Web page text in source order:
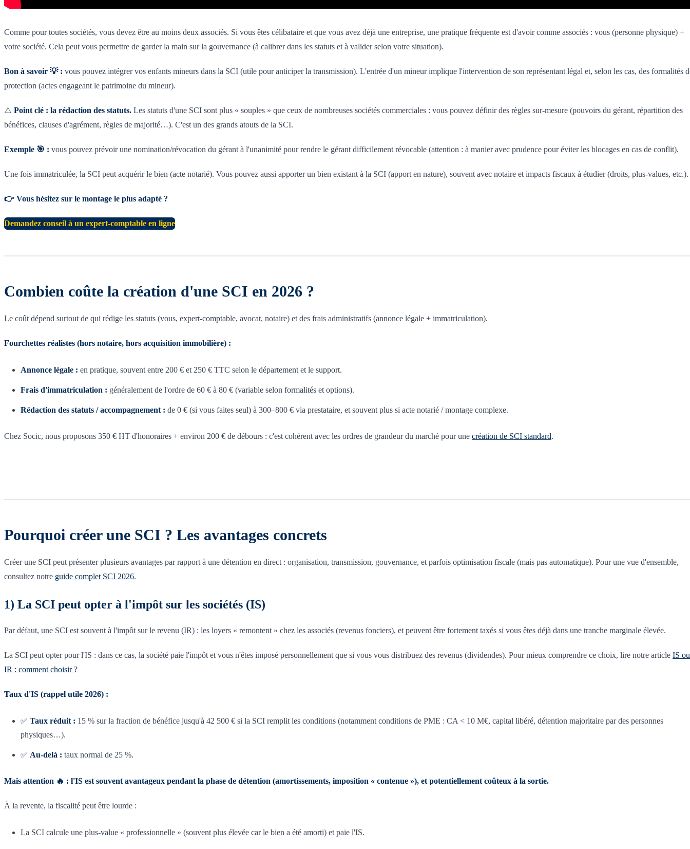
Comme pour toutes sociétés, vous devez être au moins deux associés. Si vous êtes célibataire et que vous avez déjà une entreprise, une pratique fréquente est d'avoir comme associés : vous (personne physique) +
votre société. Cela peut vous permettre de garder la main sur la gouvernance (à calibrer dans les statuts et à valider selon votre situation).
Bon à savoir 💡 : vous pouvez intégrer vos enfants mineurs dans la SCI (utile pour anticiper la transmission). L'entrée d'un mineur implique l'intervention de son représentant légal et, selon les cas, des formalités
protection (actes engageant le patrimoine du mineur).
⚠️ Point clé : la rédaction des statuts. Les statuts d'une SCI sont plus « souples » que ceux de nombreuses sociétés commerciales : vous pouvez définir des règles sur-mesure (pouvoirs du gérant, répartition des
bénéfices, clauses d'agrément, règles de majorité…). C'est un des grands atouts de la SCI.
Exemple 🎯 : vous pouvez prévoir une nomination/révocation du gérant à l'unanimité pour rendre le gérant difficilement révocable (attention : à manier avec prudence pour éviter les blocages en cas de conflit).
Une fois immatriculée, la SCI peut acquérir le bien (acte notarié). Vous pouvez aussi apporter un bien existant à la SCI (apport en nature), souvent avec notaire et impacts fiscaux à étudier (droits, plus-values, etc.).
👉 Vous hésitez sur le montage le plus adapté ?
Demandez conseil à un expert-comptable en ligne
Combien coûte la création d'une SCI en 2026 ?
Le coût dépend surtout de qui rédige les statuts (vous, expert-comptable, avocat, notaire) et des frais administratifs (annonce légale + immatriculation).
Fourchettes réalistes (hors notaire, hors acquisition immobilière) :
Annonce légale : en pratique, souvent entre 200 € et 250 € TTC selon le département et le support.
Frais d'immatriculation : généralement de l'ordre de 60 € à 80 € (variable selon formalités et options).
Rédaction des statuts / accompagnement : de 0 € (si vous faites seul) à 300–800 € via prestataire, et souvent plus si acte notarié / montage complexe.
Chez Socic, nous proposons 350 € HT d'honoraires + environ 200 € de débours : c'est cohérent avec les ordres de grandeur du marché pour une création de SCI standard.
Pourquoi créer une SCI ? Les avantages concrets
Créer une SCI peut présenter plusieurs avantages par rapport à une détention en direct : organisation, transmission, gouvernance, et parfois optimisation fiscale (mais pas automatique). Pour une vue d'ensemble,
consultez notre guide complet SCI 2026.
1) La SCI peut opter à l'impôt sur les sociétés (IS)
Par défaut, une SCI est souvent à l'impôt sur le revenu (IR) : les loyers « remontent » chez les associés (revenus fonciers), et peuvent être fortement taxés si vous êtes déjà dans une tranche marginale élevée.
La SCI peut opter pour l'IS : dans ce cas, la société paie l'impôt et vous n'êtes imposé personnellement que si vous vous distribuez des revenus (dividendes). Pour mieux comprendre ce choix, lire notre article IS ou
IR : comment choisir ?
Taux d'IS (rappel utile 2026) :
✅ Taux réduit : 15 % sur la fraction de bénéfice jusqu'à 42 500 € si la SCI remplit les conditions (notamment conditions de PME : CA < 10 M€, capital libéré, détention majoritaire par des personnes
physiques…).
✅ Au-delà : taux normal de 25 %.
Mais attention 🔥 : l'IS est souvent avantageux pendant la phase de détention (amortissements, imposition « contenue »), et potentiellement coûteux à la sortie.
À la revente, la fiscalité peut être lourde :
La SCI calcule une plus-value « professionnelle » (souvent plus élevée car le bien a été amorti) et paie l'IS.